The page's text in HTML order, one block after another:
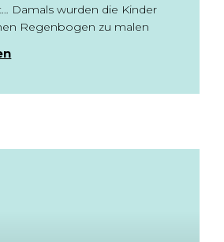
Damals wurden die Kinder
Regenbogen zu malen